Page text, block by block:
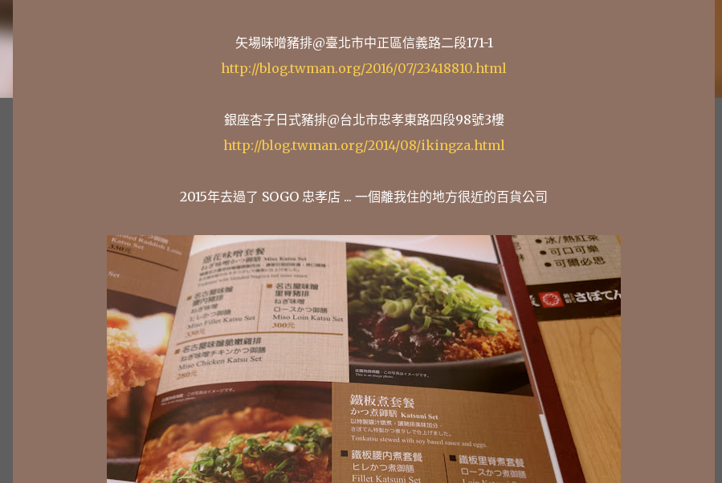
矢場味噌豬排@臺北市中正區信義路二段171-1
http://blog.twman.org/2016/07/23418810.html
銀座杏子日式豬排@台北市忠孝東路四段98號3樓
http://blog.twman.org/2014/08/ikingza.html
2015年去過了 SOGO 忠孝店 ... 一個離我住的地方很近的百貨公司